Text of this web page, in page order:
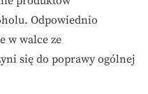
Odpowiednio
w walce ze
się do poprawy ogólnej